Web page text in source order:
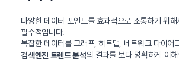
다양한 데이터 포인트를 효과적으로 소통하기 위
필수적입니다.
복잡한 데이터를 그래프, 히트맵, 네트워크 다이어
검색엔진 트렌드 분석의 결과를 보다 명확하게 이